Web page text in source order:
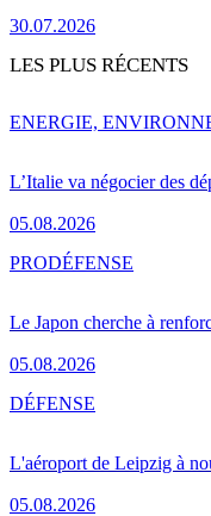
30.07.2026
LES PLUS RÉCENTS
L’Italie va négocier des
05.08.2026
ENERGIE,
Le Japon cherche à
05.08.2026
PRODÉFENSE
L'aéroport de Leipzig à
05.08.2026
DÉFENSE